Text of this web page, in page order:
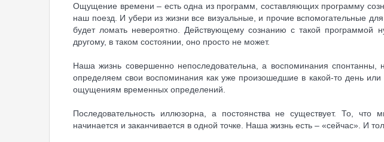
Ощущение времени – есть одна из программ, составляющих программу
наш поезд. И убери из жизни все визуальные, и прочие вспомогательные
будет ломать невероятно. Действующему сознанию с такой программой
другому, в таком состоянии, оно просто не может.
Наша жизнь совершенно непоследовательна, а воспоминания
определяем свои воспоминания как уже произошедшие в какой-то день
ощущениям временных определений.
Последовательность иллюзорна, а постоянства не существует. То, что
начинается и заканчивается в одной точке. Наша жизнь есть – «сейчас». И